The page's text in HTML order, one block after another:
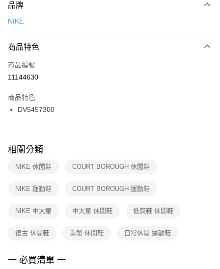
台灣樂天信用卡公司
【關於「AFTEE先享後付」】
便利好安心！
３．安心：先確認商品／服務後，再付款。
【「AFTEE先享後付」結帳流程】
１．於結帳方式選擇「AFTEE先享後付」後，將跳轉至「AFTEE先享後付」
２．訂單成立數日內，您將收到繳費通知簡訊。
３．收到繳費通知簡訊後14天內，點擊此簡訊中的連結，可透過四大超商／
ATM／網路銀行／等多元方式進行付款，方視為交易完成。
※ 交易是否成功請以「AFTEE先享後付 」之結帳頁面顯示為準，若有關於
是否繳費成功／繳費後需取消欲退款等相關疑問，請聯繫「AFTEE先享後付
客戶支援中心」
https://netprotections.freshdesk.com/support/home
１．透過由恩沛科技股份有限公司提供之「AFTEE先享後付」服務完成之交
權轉讓予恩沛科技股份有限公司。
３．未成年的使用者請事先徵得法定代理人或監護人之同意方可使用
４．使用「AFTEE先享後付」時，將依據個別帳號之用戶狀況，依本公司即
運送方式
每筆NT$100，滿NT$1,500(含以上)免運費
宅配
每筆NT$100，滿NT$1,500(含以上)免運費
付款後門市自取
每筆NT$100，滿NT$1,500(含以上)免運費
品牌
NIKE
商品特色
商品編號
11144630
商品特色
DV5457300
相關分類
NIKE 休閒鞋 COURT BOROUGH 休閒鞋
NIKE 運動鞋 COURT BOROUGH 運動鞋
NIKE 中大童 中大童 休閒鞋 低筒鞋 休閒鞋
復古 休閒鞋 重製 休閒鞋 日常休閒 運動鞋
一 必買清單 一